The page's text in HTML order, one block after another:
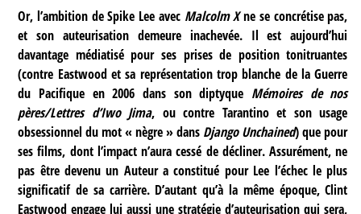
Or, l’ambition de Spike Lee avec Malcolm Xne se concrétise pas,
et son auteurisation demeure inachevée. Il est aujourd’hui
davantage médiatisé pour ses prises de position tonitruantes
(contre Eastwood et sa représentation trop blanche de la Guerre
du Pacifique en 2006 dans son diptyque Mémoires de nos
pères/Lettres d’Iwo Jima, ou contre Tarantino et son usage
obsessionnel du mot « nègre » dans Django Unchained) que pour
ses films, dont l’impact n’aura cessé de décliner. Assurément, ne
pas être devenu un Auteur a constitué pour Lee l’échec le plus
significatif de sa carrière. D’autant qu’à la même époque, Clint
Eastwood engage lui aussi une stratégie d’auteurisation qui sera,